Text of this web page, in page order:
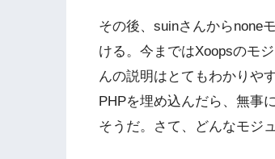
その後、suinさんからnone
ける。今まではXoopsのモ
んの説明はとてもわかりや
PHPを埋め込んだら、無事
そうだ。さて、どんなモジ